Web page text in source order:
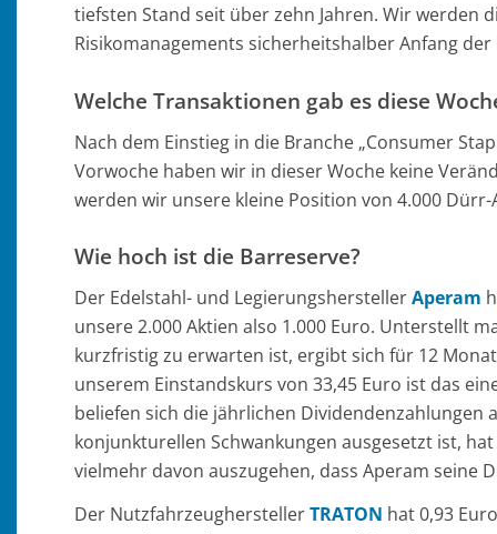
tiefsten Stand seit über zehn Jahren. Wir werden
Risikomanagements sicherheitshalber Anfang
Welche Transaktionen gab es diese
Nach dem Einstieg in die Branche „Consumer
Vorwoche haben wir in dieser Woche keine
werden wir unsere kleine Position von 4.000 Dürr-
Wie hoch ist die Barreserve?
Der Edelstahl- und LegierungsherstellerAperam
unsere 2.000 Aktien also 1.000 Euro. Unterstellt
kurzfristig zu erwarten ist, ergibt sich für 12
unserem Einstandskurs von 33,45 Euro ist das
beliefen sich die jährlichen Dividendenzahlungen
konjunkturellen Schwankungen ausgesetzt ist,
vielmehr davon auszugehen, dass Aperam seine
Der NutzfahrzeugherstellerTRATON hat 0,93